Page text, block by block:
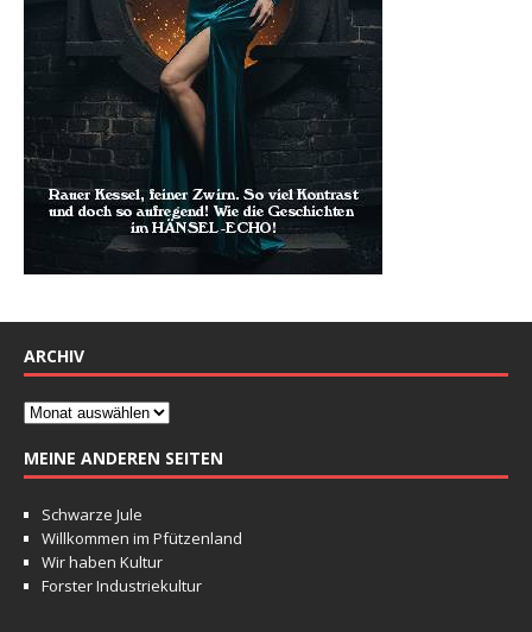
ARCHIV
MEINE ANDEREN SEITEN
Schwarze Jule
Willkommen im Pfützenland
Wir haben Kultur
Forster Industriekultur